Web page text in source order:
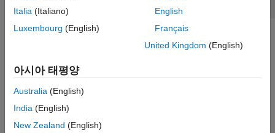
Italia (Italiano)
Luxembourg (English)
English
Français
United Kingdom (English)
아시아 태평양
Australia (English)
India (English)
New Zealand (English)